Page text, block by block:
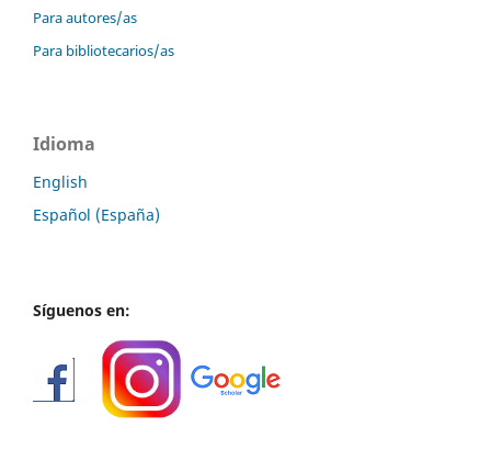
Para autores/as
Para bibliotecarios/as
Idioma
English
Español (España)
Síguenos en: